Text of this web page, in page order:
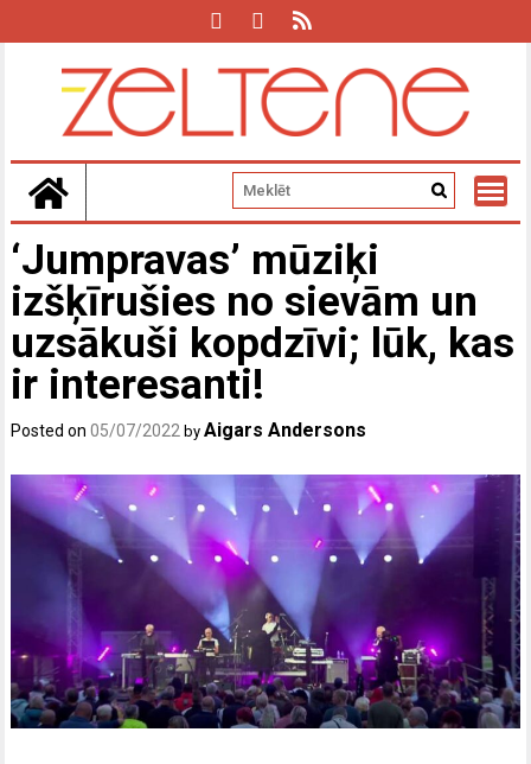
‘Jumpravas’ mūziķi
izšķīrušies no sievām un
uzsākuši kopdzīvi; lūk, kas
ir interesanti!
Posted on05/07/2022 byAigars Andersons